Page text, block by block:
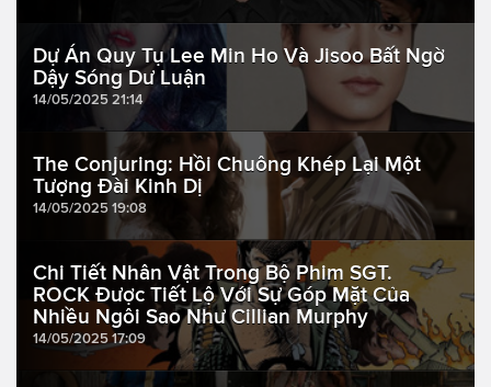
Dự Án Quy Tụ Lee Min Ho Và Jisoo Bất Ngờ
Dậy Sóng Dư Luận
14/05/2025 21:14
The Conjuring: Hồi Chuông Khép Lại Một
Tượng Đài Kinh Dị
14/05/2025 19:08
Chi Tiết Nhân Vật Trong Bộ Phim SGT.
ROCK Được Tiết Lộ Với Sự Góp Mặt Của
Nhiều Ngôi Sao Như Cillian Murphy
14/05/2025 17:09